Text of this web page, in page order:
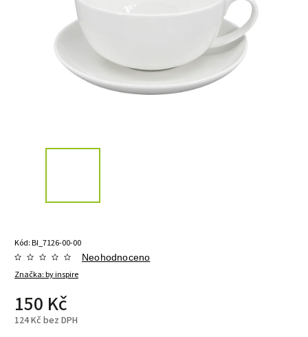
Kód:BI_7126-00-00
Značka:by inspire
Neohodnoceno
150 Kč
124 Kč bez DPH